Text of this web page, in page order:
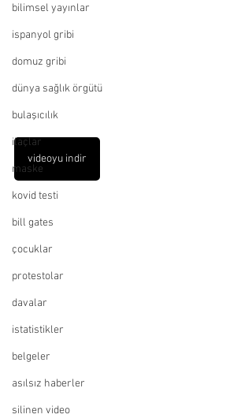
bilimsel yayınlar
ispanyol gribi
domuz gribi
dünya sağlık örgütü
bulaşıcılık
ilaçlar
maske
kovid testi
bill gates
çocuklar
protestolar
davalar
istatistikler
belgeler
asılsız haberler
silinen video
videoyu indir